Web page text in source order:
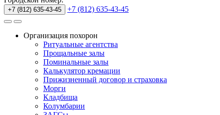
+7 (812) 635-43-45 +7 (812) 635-43-45
Организация похорон
Ритуальные агентства
Прощальные залы
Поминальные залы
Калькулятор кремации
Прижизненный договор и страховка
Морги
Кладбища
Колумбарии